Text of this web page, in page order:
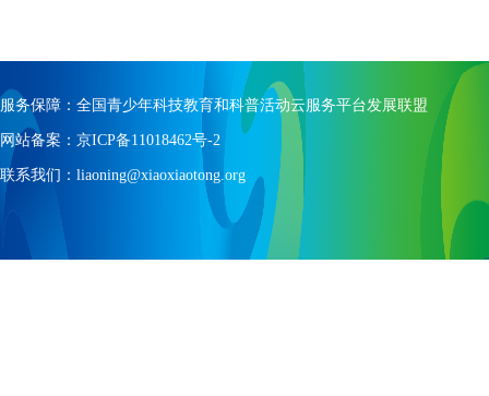
服务保障：全国青少年科技教育和科普活动云服务平台发展联盟
网站备案：京ICP备11018462号-2
联系我们：liaoning@xiaoxiaotong.org